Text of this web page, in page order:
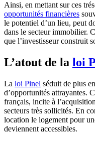
Ainsi, en mettant sur ces
opportunités financières
le potentiel d’un lieu, peut
dans le secteur immobilier.
que l’investisseur construit
L’atout de la loi
La loi Pinel séduit de plus
d’opportunités attrayantes.
français, incite à
secteurs très sollicités. En
location le logement pour
deviennent accessibles.